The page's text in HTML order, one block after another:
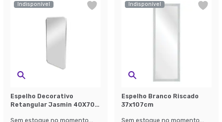
Indisponível
Espelho Decorativo
Retangular Jasmin 40X70
Sem estoque no momento...
Indisponível
Espelho Branco Riscado
37x107cm
Sem estoque no momento...